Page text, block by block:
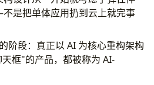
是把单体应用扔到云上就完事
阶段：真正以 AI 为核心重构架构
框"的产品，都被称为 AI-